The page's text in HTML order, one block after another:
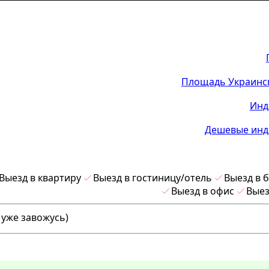
Площадь
Дешевые
в квартиру Выезд в гостиницу/отель
Выезд в
Выезд в офис
завожусь)